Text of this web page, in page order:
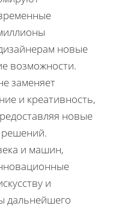
новые
возможности.
заменяет
и креативность,
новые
решений.
и машин,
и
дальнейшего